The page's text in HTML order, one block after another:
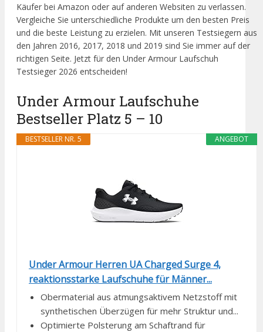
Käufer bei Amazon oder auf anderen Websiten zu verlassen.
Vergleiche Sie unterschiedliche Produkte um den besten Preis
und die beste Leistung zu erzielen. Mit unseren Testsiegern aus
den Jahren 2016, 2017, 2018 und 2019 sind Sie immer auf der
richtigen Seite. Jetzt für den Under Armour Laufschuh
Testsieger 2026 entscheiden!
Under Armour Laufschuhe
Bestseller Platz 5 – 10
ANGEBOT
BESTSELLER NR. 5
Under Armour Herren UA Charged Surge 4,
reaktionsstarke Laufschuhe für Männer...
Obermaterial aus atmungsaktivem Netzstoff mit
synthetischen Überzügen für mehr Struktur und...
Optimierte Polsterung am Schaftrand für